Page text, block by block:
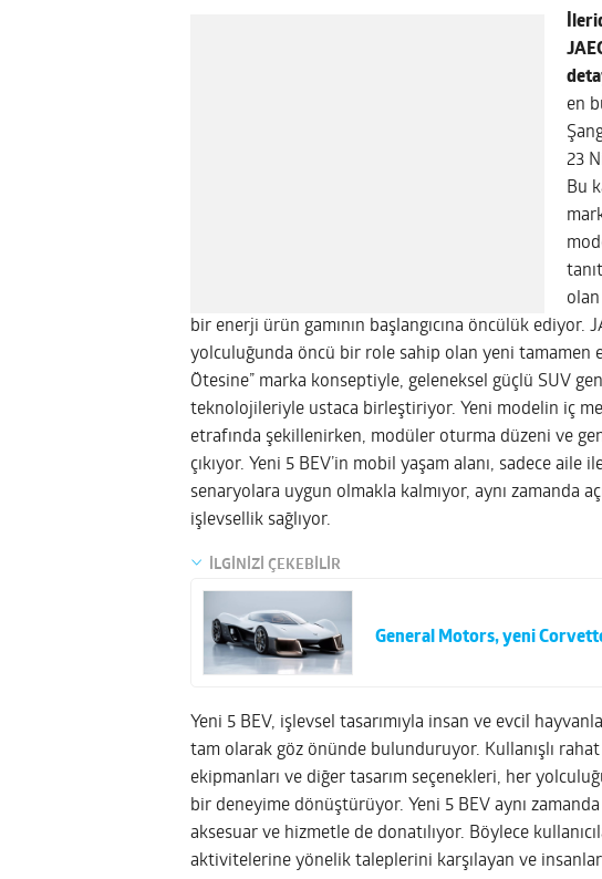
en
23
Bu
olan
bir enerji ürün gamının başlangıcına öncülük ediyor.
yolculuğunda öncü bir role sahip olan yeni tamamen
Ötesine” marka konseptiyle, geleneksel güçlü SUV
teknolojileriyle ustaca birleştiriyor. Yeni modelin iç
etrafında şekillenirken, modüler oturma düzeni ve
çıkıyor. Yeni 5 BEV’in mobil yaşam alanı, sadece aile
senaryolara uygun olmakla kalmıyor, aynı zamanda
işlevsellik sağlıyor.
İLGİNİZİ ÇEKEBİLİR
General Motors, yeni
Yeni 5 BEV, işlevsel tasarımıyla insan ve evcil
tam olarak göz önünde bulunduruyor. Kullanışlı
ekipmanları ve diğer tasarım seçenekleri, her
bir deneyime dönüştürüyor. Yeni 5 BEV aynı
aksesuar ve hizmetle de donatılıyor. Böylece
aktivitelerine yönelik taleplerini karşılayan ve